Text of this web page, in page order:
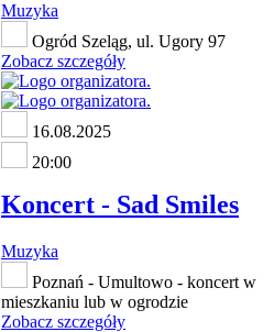
Muzyka
Ogród Szeląg, ul. Ugory 97
Zobacz szczegóły
16.08.2025
20:00
Koncert - Sad Smiles
Muzyka
Poznań - Umultowo - koncert w
mieszkaniu lub w ogrodzie
Zobacz szczegóły